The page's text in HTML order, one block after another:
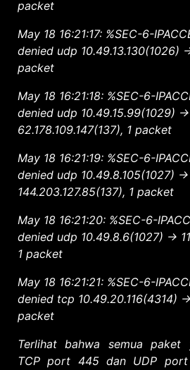
packet
May 18 16:21:17: %SEC-6-
denied udp 10.49.13.130(1026) -
packet
May 18 16:21:18: %SEC-6-
denied udp 10.49.15.99(1029) ->
62.178.109.147(137), 1 packet
May 18 16:21:19: %SEC-6-
denied udp 10.49.8.105(1027) ->
144.203.127.85(137), 1 packet
May 18 16:21:20: %SEC-6-
denied udp 10.49.8.6(1027) ->
1 packet
May 18 16:21:21: %SEC-6-
denied tcp 10.49.20.116(4314) -
packet
Terlihat bahwa semua paket
TCP port 445 dan UDP